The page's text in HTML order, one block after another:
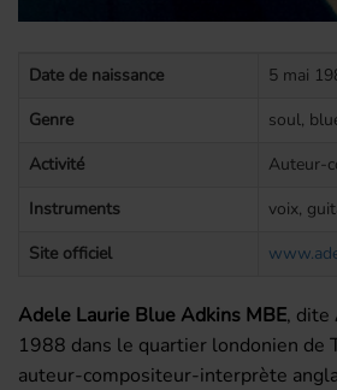
Date de naissance
5 mai
Genre
soul,
Activité
Auteur-
Instruments
voix,
Site officiel
Adele Laurie Blue Adkins MBE, dite
1988 dans le quartier londonien de
auteur-compositeur-interprète